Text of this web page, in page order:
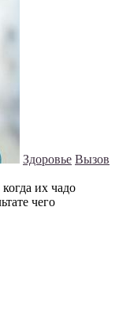
Здоровье Вызов
их чадо
чего